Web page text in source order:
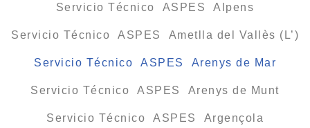
Servicio Técnico ASPES Alpens
Servicio Técnico ASPES Ametlla del Vallès (L’)
Servicio Técnico ASPES Arenys de Mar
Servicio Técnico ASPES Arenys de Munt
Servicio Técnico ASPES Argençola